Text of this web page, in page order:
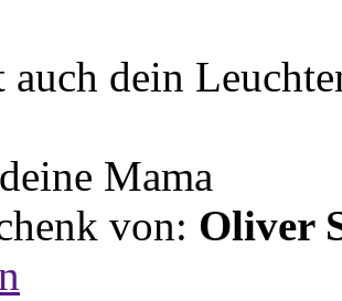
auch dein
Mama
von: Oliver